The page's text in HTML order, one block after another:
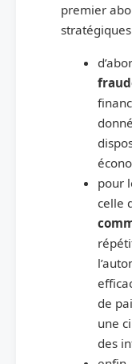
premier
pour
celle
de
une
des